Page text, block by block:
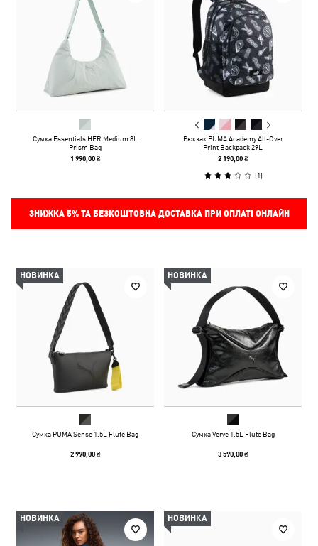
Сумка Essentials HER Medium 8L
Prism Bag
1 990,00 ₴
Рюкзак PUMA Academy All-Over
Print Backpack 29L
2 190,00 ₴
(1)
ЗНИЖКА 5%ТА БЕЗКОШТОВНА ДОСТАВКА ПРИ ОПЛАТІ ОНЛАЙН
НОВИНКА
Сумка PUMA Sense 1.5L Flute Bag
2 990,00 ₴
НОВИНКА
Сумка Verve 1.5L Flute Bag
3 590,00 ₴
НОВИНКА НОВИНКА